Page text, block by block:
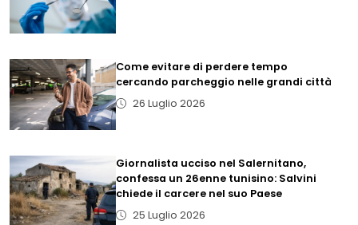
Come evitare di perdere tempo
cercando parcheggio nelle grandi città
26 Luglio 2026
Giornalista ucciso nel Salernitano,
confessa un 26enne tunisino: Salvini
chiede il carcere nel suo Paese
25 Luglio 2026